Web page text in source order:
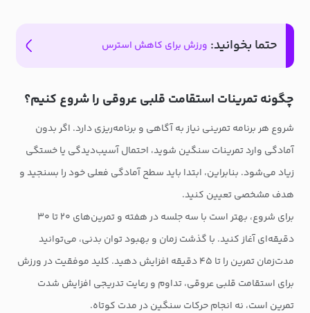
حتما بخوانید: ورزش برای کاهش استرس
چگونه تمرینات استقامت قلبی عروقی را شروع کنیم؟
شروع هر برنامه تمرینی نیاز به آگاهی و برنامه‌ریزی دارد. اگر بدون
آمادگی وارد تمرینات سنگین شوید، احتمال آسیب‌دیدگی یا خستگی
زیاد می‌شود. بنابراین، ابتدا باید سطح آمادگی فعلی خود را بسنجید و
هدف مشخصی تعیین کنید.
برای شروع، بهتر است با سه جلسه در هفته و تمرین‌های ۲۰ تا ۳۰
دقیقه‌ای آغاز کنید. با گذشت زمان و بهبود توان بدنی، می‌توانید
مدت‌زمان تمرین را تا ۴۵ دقیقه افزایش دهید. کلید موفقیت در ورزش
برای استقامت قلبی عروقی، تداوم و رعایت تدریجی افزایش شدت
تمرین است، نه انجام حرکات سنگین در مدت کوتاه.